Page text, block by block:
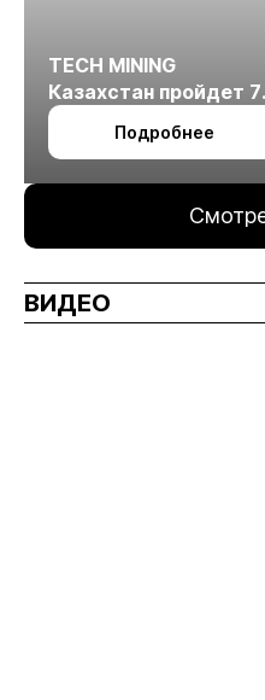
TECH MINING
Казахстан пройдет 7
октября в Алматы
Подробнее
ВИДЕО